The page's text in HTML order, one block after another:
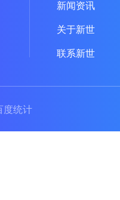
新闻资讯
关于新世
联系新世
统计